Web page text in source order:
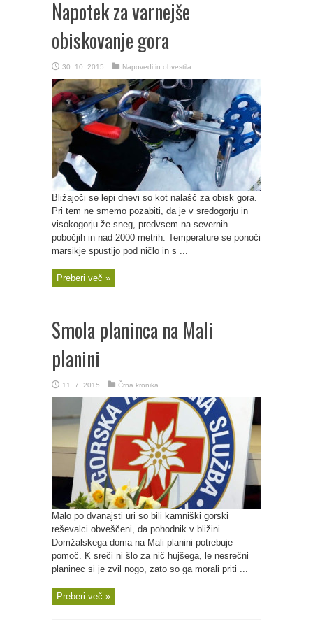
Napotek za varnejše
obiskovanje gora
30. 10. 2015 Napovedi in obvestila
Bližajoči se lepi dnevi so kot nalašč za obisk gora.
Pri tem ne smemo pozabiti, da je v sredogorju in
visokogorju že sneg, predvsem na severnih
pobočjih in nad 2000 metrih. Temperature se ponoči
marsikje spustijo pod ničlo in s ...
Preberi več »
Smola planinca na Mali
planini
11. 7. 2015 Črna kronika
Malo po dvanajsti uri so bili kamniški gorski
reševalci obveščeni, da pohodnik v bližini
Domžalskega doma na Mali planini potrebuje
pomoč. K sreči ni šlo za nič hujšega, le nesrečni
planinec si je zvil nogo, zato so ga morali priti ...
Preberi več »